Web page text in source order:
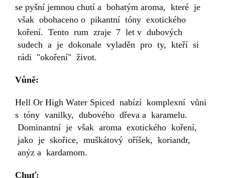
se pyšní jemnou chutí a bohatým aroma, které je
však obohaceno o pikantní tóny exotického
koření. Tento rum zraje 7 let v dubových
sudech a je dokonale vyladěn pro ty, kteří si
rádi "okoření" život.
Vůně:
Hell Or High Water Spiced nabízí komplexní vůni
s tóny vanilky, dubového dřeva a karamelu.
Dominantní je však aroma exotického koření,
jako je skořice, muškátový oříšek, koriandr,
anýz a kardamom.
Chuť: